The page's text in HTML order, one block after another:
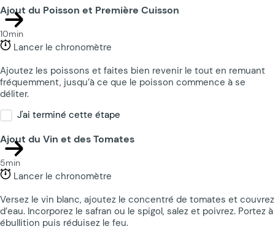
Ajout du Poisson et Première Cuisson
10min
Lancer le chronomètre
Ajoutez les poissons et faites bien revenir le tout en remuant
fréquemment, jusqu’à ce que le poisson commence à se
déliter.
J'ai terminé cette étape
Ajout du Vin et des Tomates
5min
Lancer le chronomètre
Versez le vin blanc, ajoutez le concentré de tomates et couvrez
d’eau. Incorporez le safran ou le spigol, salez et poivrez. Portez à
ébullition puis réduisez le feu.